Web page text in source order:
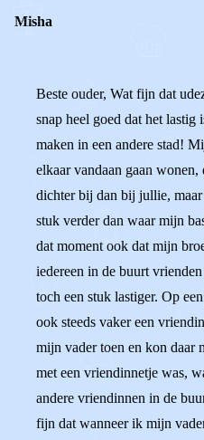
Misha
Beste ouder, Wat fijn dat
snap heel goed dat het
maken in een andere stad!
elkaar vandaan gaan
dichter bij dan bij jullie,
stuk verder dan waar mijn
dat moment ook dat mijn
iedereen in de buurt
toch een stuk lastiger. Op
ook steeds vaker een
mijn vader toen en kon daar
met een vriendinnetje was,
andere vriendinnen in de
fijn dat wanneer ik mijn